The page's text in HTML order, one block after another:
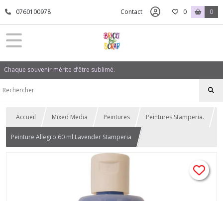
0760100978 Contact 0 0
Chaque souvenir mérite d’être sublimé.
Accueil Mixed Media Peintures Peintures Stamperia.
Peinture Allegro 60 ml Lavender Stamperia